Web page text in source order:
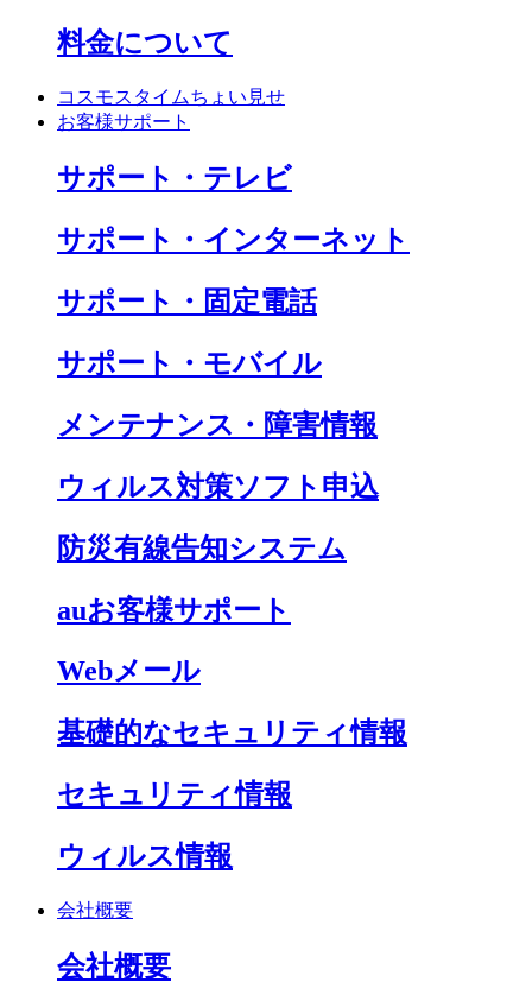
料金について
コスモスタイムちょい見せ
お客様サポート
サポート・テレビ
サポート・インターネット
サポート・固定電話
サポート・モバイル
メンテナンス・障害情報
ウィルス対策ソフト申込
防災有線告知システム
auお客様サポート
Webメール
基礎的なセキュリティ情報
セキュリティ情報
ウィルス情報
会社概要
会社概要